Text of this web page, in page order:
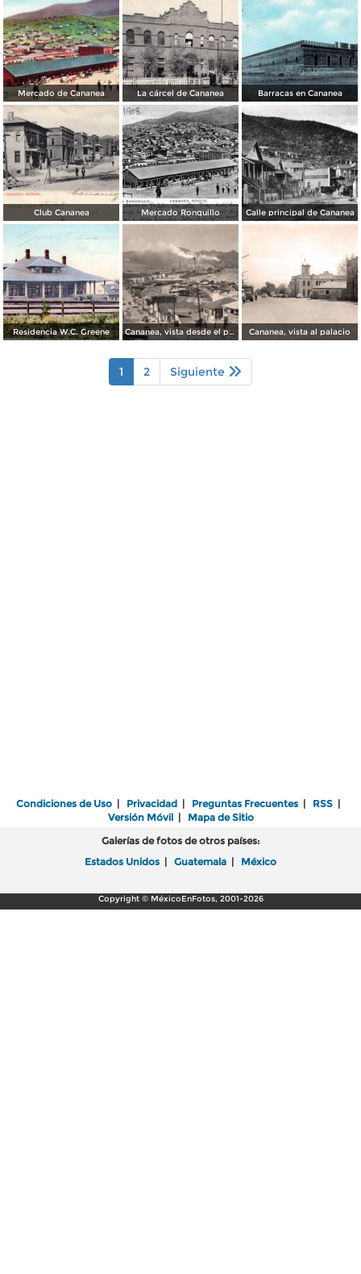
Mercado de Cananea La cárcel de Cananea Barracas en Cananea
Club Cananea Mercado Ronquillo Calle principal de Cananea
Residencia W.C. Greene Cananea, vista desde el puente Cananea, vista al palacio
1 2 Siguiente
Condiciones de Uso | Privacidad | Preguntas Frecuentes | RSS |
Versión Móvil| Mapa de Sitio
Galerías de fotos de otros países:
Estados Unidos | Guatemala | México
Copyright © MéxicoEnFotos, 2001-2026